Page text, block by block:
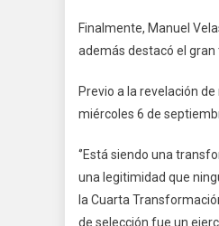
Finalmente, Manuel
además destacó el gran
Previo a la revelación
miércoles 6 de
‘’Está siendo una
una legitimidad que
la Cuarta
de selección fue un